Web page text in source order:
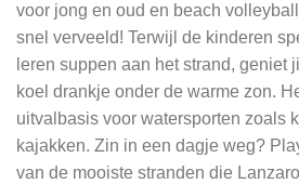
voor jong en oud en beach
snel verveeld! Terwijl de kinderen
leren suppen aan het strand, geniet
koel drankje onder de warme zon.
uitvalbasis voor watersporten zoals
kajakken. Zin in een dagje weg?
van de mooiste stranden die